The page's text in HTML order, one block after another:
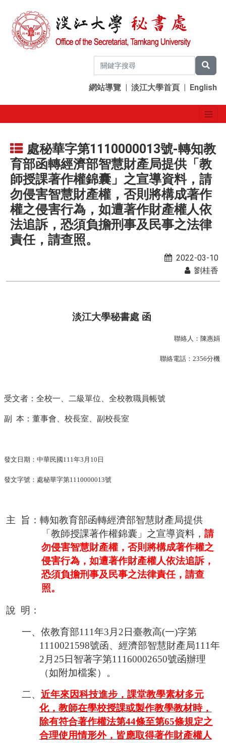
網站導覽 | 淡江大學首頁 | English
處秘華字第1110000013號-轉知教
育部函轉經濟部智慧財產局提供「教
師授課著作權錦囊」之宣導資料，請
勿侵害智慧財產權，否則將構成著作
權之侵害行為，如遭著作財產權人依
法追訴，恐須負擔刑事及民事之法律
責任，請查照。
2022-03-10
劉桂香
淡江大學秘書處 函
聯絡人：陳惠娟
聯絡電話： 2356分機
受文者：全校一、二級單位、全校教職員帳號
副 本：董事會、校長室、副校長室
發文日期：中華民國 111年3 月 10 日
發文字號：處秘華字第1110000013號
主
旨：轉知教育部函轉經濟部智慧財產局提供
「教師授課著作權錦囊」之宣導資料， 請
勿侵害智慧財產權，否則將構成著作權之
侵害行為，如遭著作財產權人依法追訴，
恐須負擔刑事及民事之法律責任，請查
照。
說 明：
一、依教育部111年3 月 2 日臺教高(一)字第
1110021598號函、經濟部智慧財產局111年
2 月 25 日智著字第11160002650號函辦理
（如附加檔案） 。
二、 近年來因科技進步，課堂教學素材多元
化，教師在學校授課或製作教學教材時，
除有符合著作權法第44條至第65條規定之
合理使用情形外，皆應取得著作財產權人